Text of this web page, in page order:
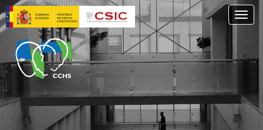
Skip
to
main
content